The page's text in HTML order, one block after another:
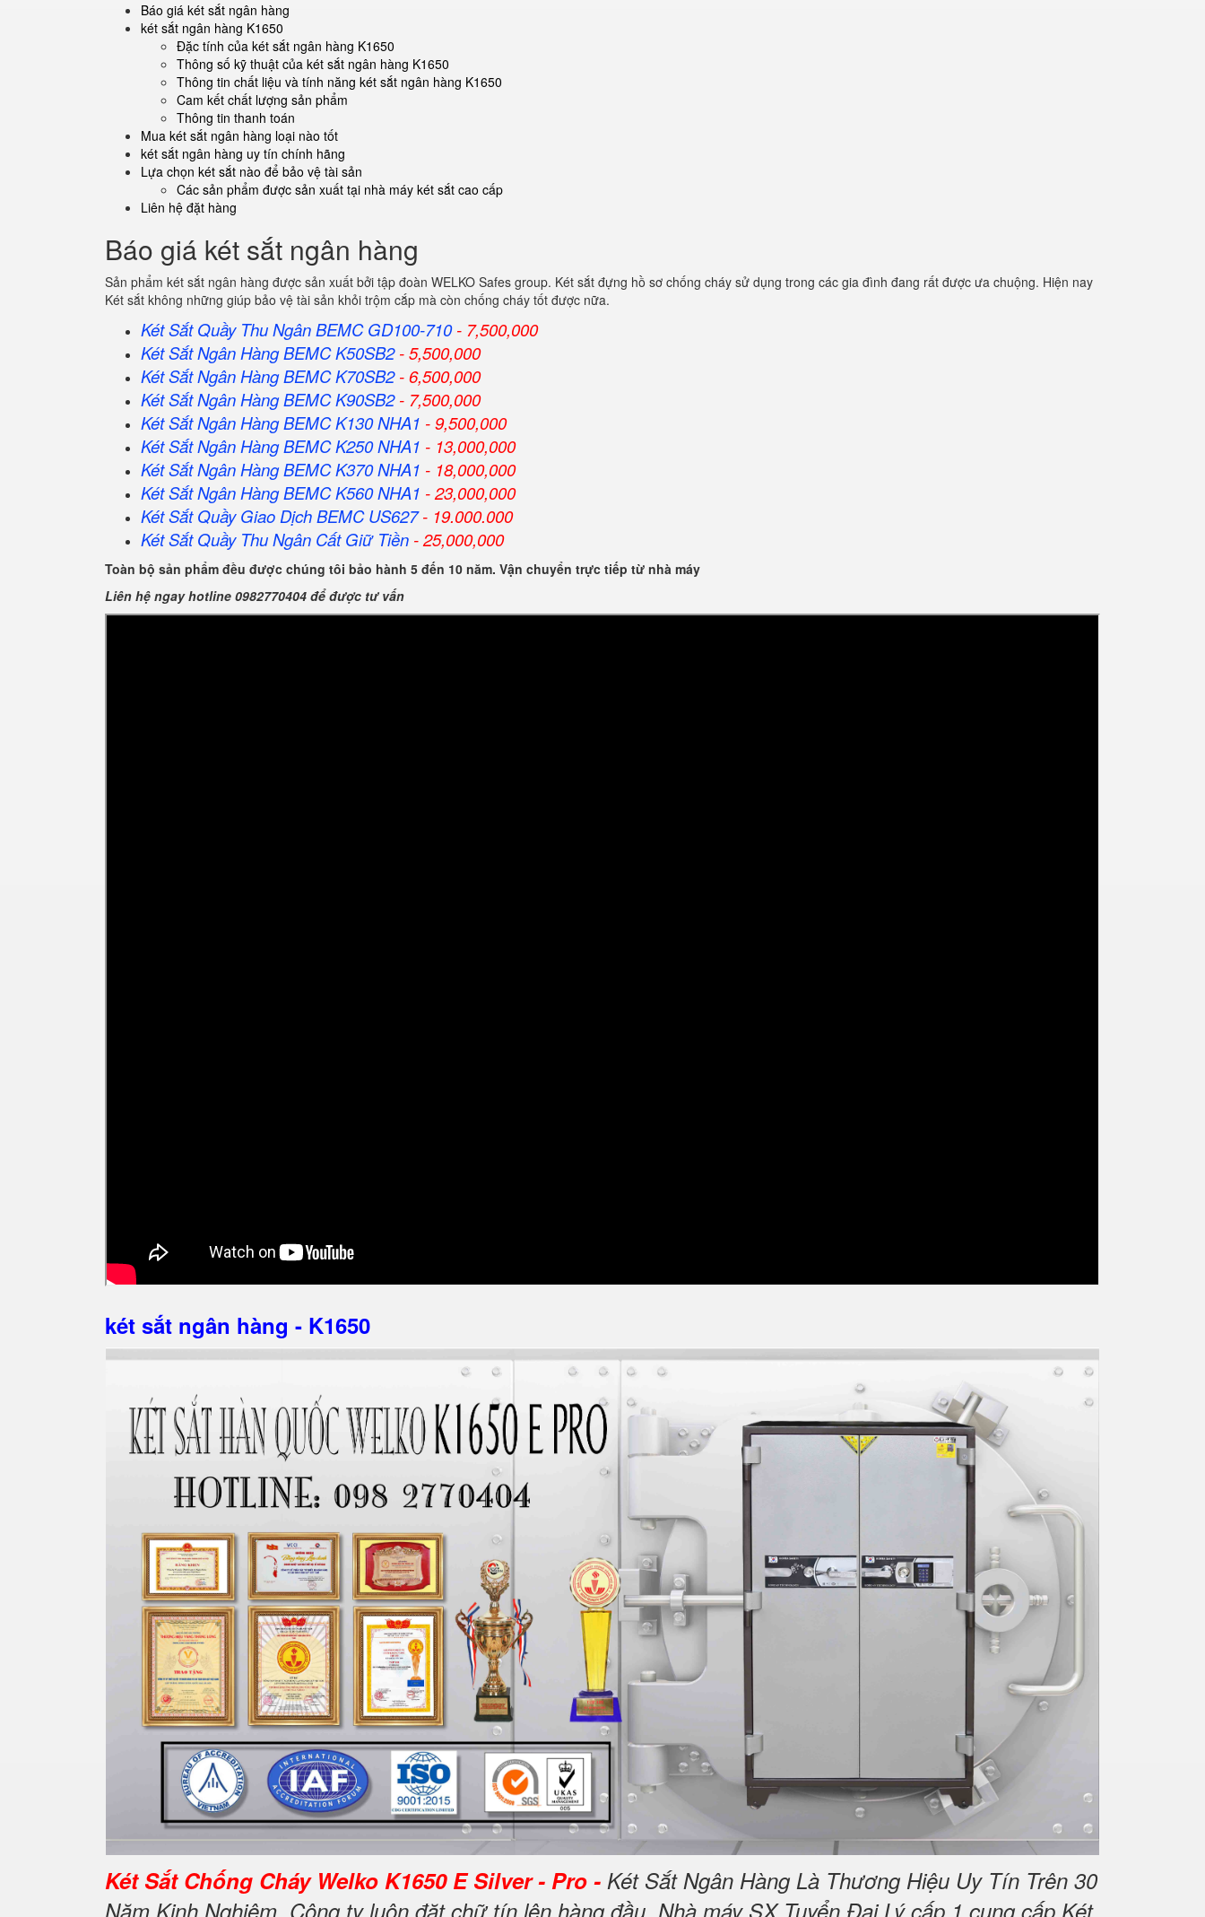
Báo giá két sắt ngân hàng
két sắt ngân hàng K1650
Đặc tính của két sắt ngân hàng K1650
Thông số kỹ thuật của két sắt ngân hàng K1650
Thông tin chất liệu và tính năng két sắt ngân hàng K1650
Cam kết chất lượng sản phẩm
Thông tin thanh toán
Mua két sắt ngân hàng loại nào tốt
két sắt ngân hàng uy tín chính hãng
Lựa chọn két sắt nào để bảo vệ tài sản
Các sản phẩm được sản xuất tại nhà máy két sắt cao cấp
Liên hệ đặt hàng
Báo giá két sắt ngân hàng
Sản phẩm két sắt ngân hàng được sản xuất bởi tập đoàn WELKO Safes group. Két sắt đựng hồ sơ chống cháy sử dụng trong các gia đình đang rất được ưa chuộng. Hiện nay
Két sắt không những giúp bảo vệ tài sản khỏi trộm cắp mà còn chống cháy tốt được nữa.
Két Sắt Quầy Thu Ngân BEMC GD100-710- 7,500,000
Két Sắt Ngân Hàng BEMC K50SB2- 5,500,000
Két Sắt Ngân Hàng BEMC K70SB2- 6,500,000
Két Sắt Ngân Hàng BEMC K90SB2- 7,500,000
Két Sắt Ngân Hàng BEMC K130 NHA1 - 9,500,000
Két Sắt Ngân Hàng BEMC K250 NHA1 - 13,000,000
Két Sắt Ngân Hàng BEMC K370 NHA1 - 18,000,000
Két Sắt Ngân Hàng BEMC K560 NHA1 - 23,000,000
Két Sắt Quầy Giao Dịch BEMC US627- 19.000.000
Két Sắt Quầy Thu Ngân Cất Giữ Tiền - 25,000,000
Toàn bộ sản phẩm đều được chúng tôi bảo hành 5 đến 10 năm. Vận chuyển trực tiếp từ nhà máy
Liên hệ ngay hotline 0982770404 để được tư vấn
két sắt ngân hàng - K1650
Két Sắt Chống Cháy Welko K1650 E Silver - Pro - Két Sắt Ngân Hàng Là Thương Hiệu Uy Tín Trên 30
Năm Kinh Nghiệm. Công ty luôn đặt chữ tín lên hàng đầu. Nhà máy SX Tuyển Đại Lý cấp 1 cung cấp Két